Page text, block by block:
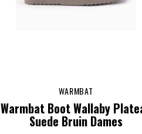
WARMBAT
Warmbat Boot Wallaby
Suede Bruin Dames